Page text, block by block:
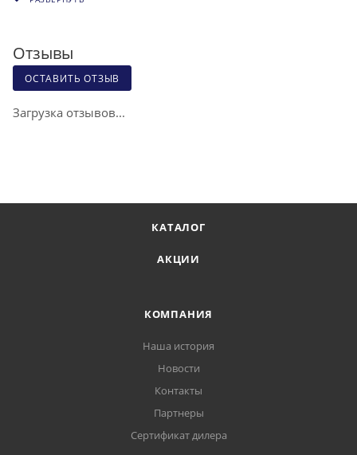
Отзывы
ОСТАВИТЬ ОТЗЫВ
Загрузка отзывов...
КАТАЛОГ
АКЦИИ
КОМПАНИЯ
Наша история
Новости
Контакты
Партнеры
Сертификат дилера